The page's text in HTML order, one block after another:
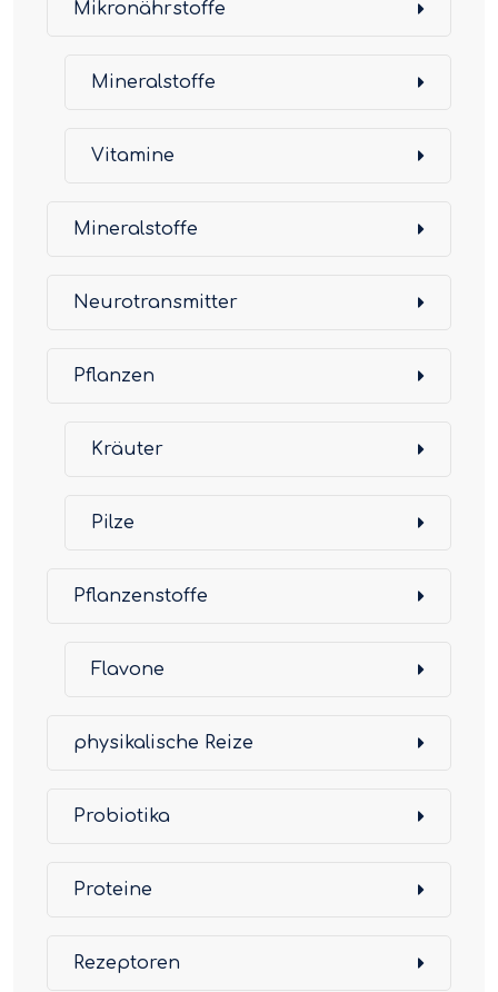
Mikronährstoffe
Mineralstoffe
Vitamine
Mineralstoffe
Neurotransmitter
Pflanzen
Kräuter
Pilze
Pflanzenstoffe
Flavone
physikalische Reize
Probiotika
Proteine
Rezeptoren